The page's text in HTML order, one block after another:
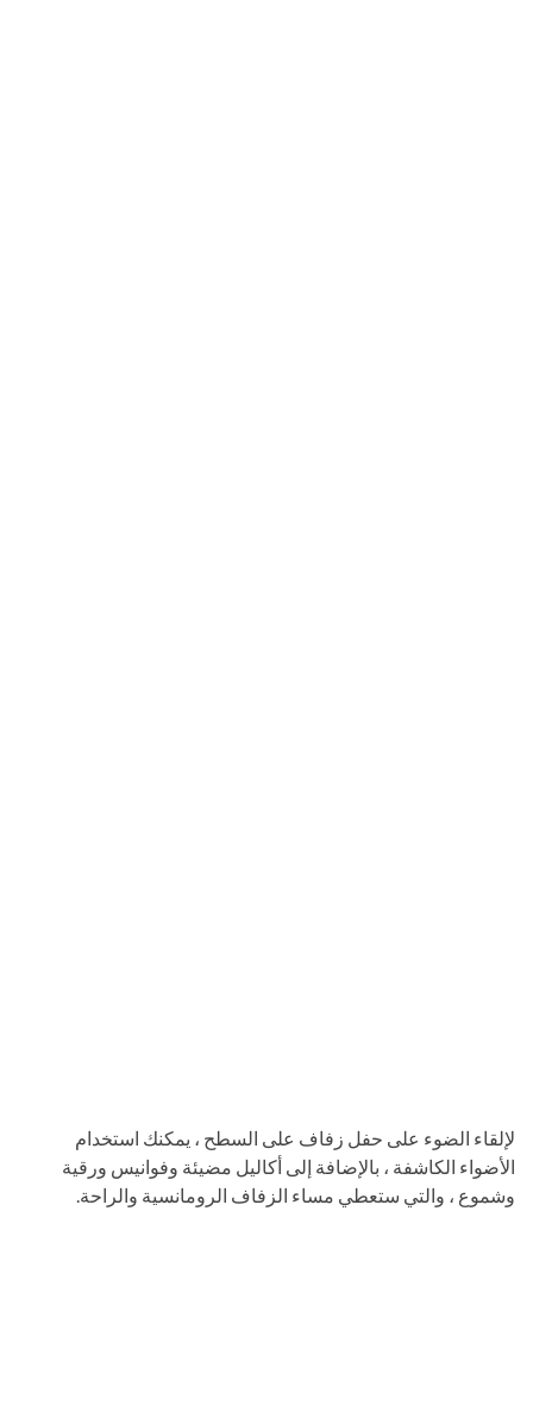
لإلقاء الضوء على حفل زفاف على السطح ، يمكنك استخدام
الأضواء الكاشفة ، بالإضافة إلى أكاليل مضيئة وفوانيس ورقية
وشموع ، والتي ستعطي مساء الزفاف الرومانسية والراحة.